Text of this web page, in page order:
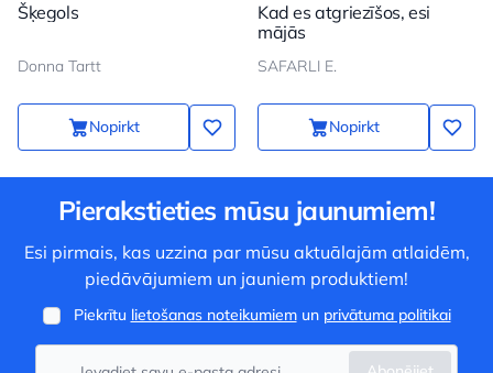
Šķegols
Donna Tartt
Nopirkt
Kad es atgriezīšos, esi
mājās
SAFARLI E.
Nopirkt
Pierakstieties mūsu jaunumiem!
Esi pirmais, kas uzzina par mūsu aktuālajām atlaidēm,
piedāvājumiem un jauniem produktiem!
Piekrītu lietošanas noteikumiemun privātuma politikai